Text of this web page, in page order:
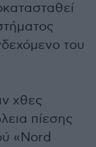
του
χθες
πίεσης
«Nord